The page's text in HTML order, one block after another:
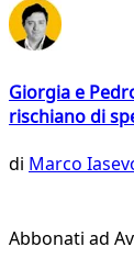
Giorgia e
rischiano di
di Marco
Abbonati ad